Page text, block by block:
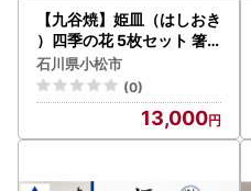
【九谷焼】姫皿（はしおき
）四季の花 5枚セット 箸
置き 打田平太郎商店
石川県小松市
(0)
13,000